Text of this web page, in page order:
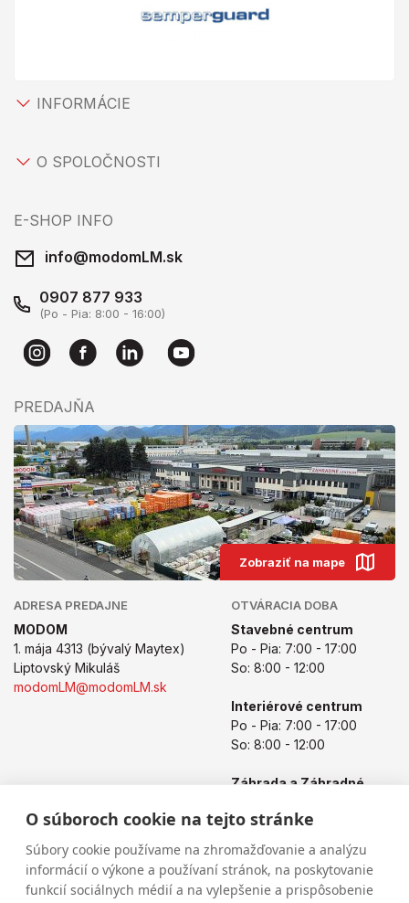
O súboroch cookie na tejto stránke
Súbory cookie používame na zhromažďovanie a analýzu
informácií o výkone a používaní stránok, na poskytovanie
funkcií sociálnych médií a na vylepšenie a prispôsobenie
INFORMÁCIE
O SPOLOČNOSTI
E-SHOP INFO
info@modomLM.sk
0907 877 933
(Po - Pia: 8:00 - 16:00)
PREDAJŇA
Zobraziť na mape
ADRESA PREDAJNE
MODOM
1. mája 4313 (bývalý Maytex)
Liptovský Mikuláš
modomLM@modomLM.sk
OTVÁRACIA DOBA
Stavebné centrum
Po - Pia: 7:00 - 17:00
So: 8:00 - 12:00
Interiérové centrum
Po - Pia: 7:00 - 17:00
So: 8:00 - 12:00
Záhrada a Záhradné
Po - Pia: 8:00 - 17:00
So: 8:00 - 12:00